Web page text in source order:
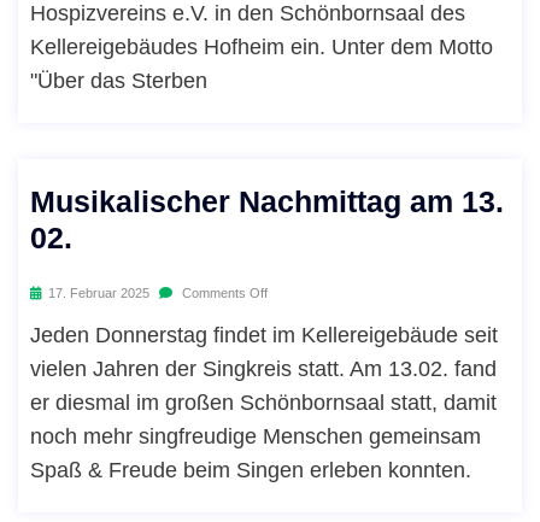
Hospizvereins e.V. in den Schönbornsaal des
Kellereigebäudes Hofheim ein. Unter dem Motto
"Über das Sterben
Musikalischer Nachmittag am 13.
02.
17. Februar 2025 Comments Off
Jeden Donnerstag findet im Kellereigebäude seit
vielen Jahren der Singkreis statt. Am 13.02. fand
er diesmal im großen Schönbornsaal statt, damit
noch mehr singfreudige Menschen gemeinsam
Spaß & Freude beim Singen erleben konnten.